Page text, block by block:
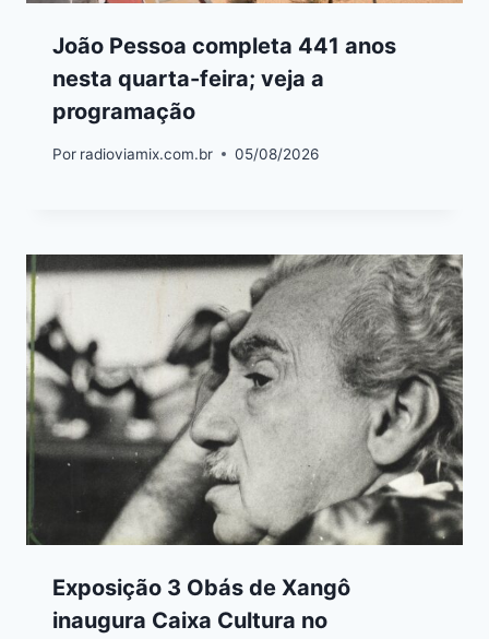
João Pessoa completa 441 anos
nesta quarta-feira; veja a
programação
Por radioviamix.com.br 05/08/2026
Exposição 3 Obás de Xangô
inaugura Caixa Cultura no